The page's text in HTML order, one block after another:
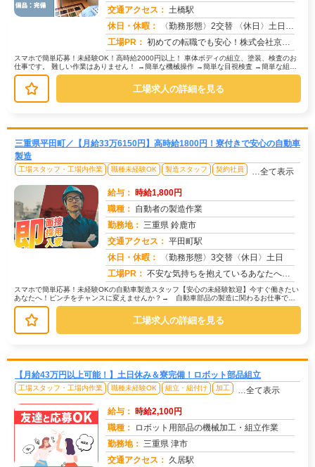
交通アクセス： 土橋駅
休日・休暇：
〈勤務形態〉2交替 〈休日〉土日休み ※職場カレンダーによる
工場PR： 初めての転職でも安心！株式会社京栄センターで新しい一歩を踏み出してみませんか？ → 専属コーディネーターが就業ま...
スマホで簡単応募！未経験OK！高時給2000円以上！ 車体ボディの組立、塗装、検査のお
仕事です。 難しい作業はありません！ →簡単な機械操作 →簡単な目視検査 →簡単な組立
作業 未経験の方...
工場求人の詳細を見る
三重県平田町／【月給33万6150円】高時給1800円！寮付きで安心の自動車
製造
工場スタッフ・工場内作業 職種未経験OK 製造スタッフ 契約社員 …全て表示
給与： 時給1,800円
職種： 自動者の製造作業
勤務地： 三重県 鈴鹿市
交通アクセス： 平田町駅
休日・休暇：
〈勤務形態〉3交替〈休日〉土日
工場PR： 不安な気持ちを抱えているあなたへ。株式会社京栄センターは、未経験者多数活躍中！経験やスキルは一切問いません。→ 最...
スマホで簡単応募！未経験OKの自動車製造スタッフ【安心の未経験歓迎】今すぐ働きたい
あなたへ！ピンチをチャンスに変えませんか？→ 自動車部品の製造に関わるお仕事で
す。→ 具体的な作業は、部品を機械...
工場求人の詳細を見る
【月給43万円以上可能！】土日休み＆寮完備！ロボット部品組立
工場スタッフ・工場内作業 職種未経験OK 組立・組付け 加工 …全て表示
給与： 時給2,100円
職種：
ロボット用部品の機械加工・組立作業
勤務地： 三重県 津市
交通アクセス： 久居駅